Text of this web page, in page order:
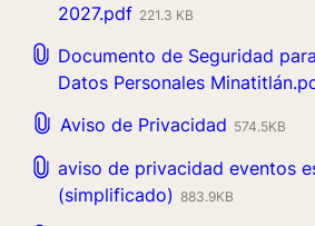
2027.pdf 221.3 KB
Documento de Seguridad
Datos Personales
Aviso de Privacidad 574.5KB
aviso de privacidad eventos
(simplificado) 883.9KB